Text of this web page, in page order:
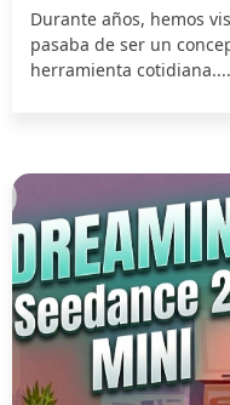
Durante años, hemos
pasaba de ser un
herramienta cotidiana....